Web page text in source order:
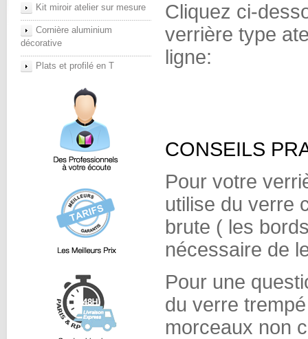
Kit miroir atelier sur mesure
Cornière aluminium
décorative
Plats et profilé en T
Cliquez ci-
verrière type
ligne:
CONSEILS
Pour votre
utilise du verre
brute ( les
nécessaire de
Pour une
du verre
morceaux non